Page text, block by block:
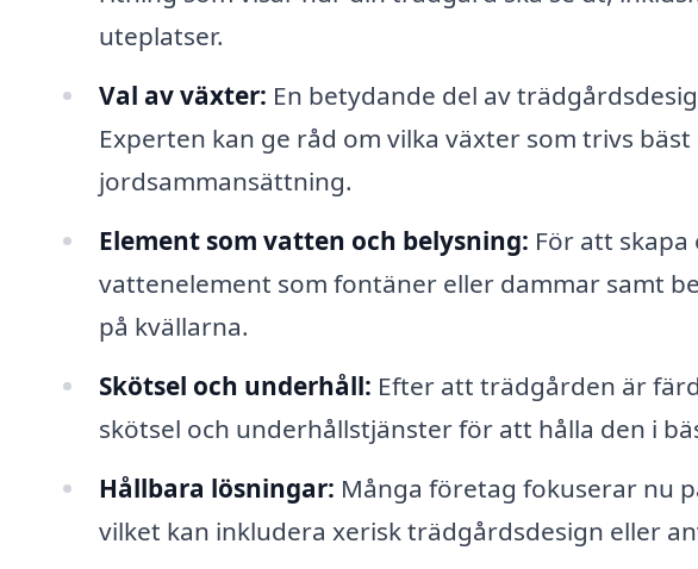
uteplatser.
Val av växter: En betydande del av
Experten kan ge råd om vilka växter som trivs
jordsammansättning.
Element som vatten och belysning: För att
vattenelement som fontäner eller dammar samt
på kvällarna.
Skötsel och underhåll: Efter att trädgården är
skötsel och underhållstjänster för att hålla den i
Hållbara lösningar: Många företag fokuserar nu
vilket kan inkludera xerisk trädgårdsdesign eller